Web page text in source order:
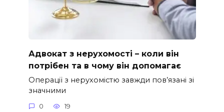
Адвокат з нерухомості – коли він
потрібен та в чому він допомагає
Операції з нерухомістю завжди пов’язані зі
значними
0 19